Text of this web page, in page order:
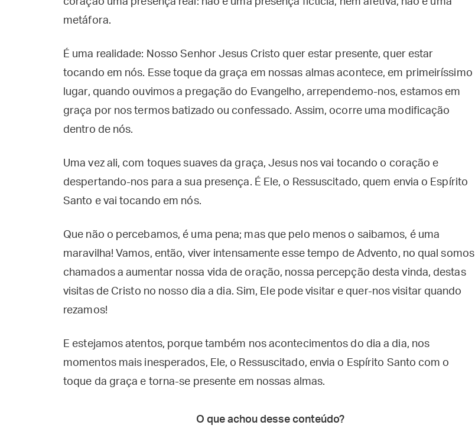
metáfora.
É uma realidade: Nosso Senhor Jesus Cristo quer estar presente, quer estar
tocando em nós. Esse toque da graça em nossas almas acontece, em primeiríssimo
lugar, quando ouvimos a pregação do Evangelho, arrependemo-nos, estamos em
graça por nos termos batizado ou confessado. Assim, ocorre uma modificação
dentro de nós.
Uma vez ali, com toques suaves da graça, Jesus nos vai tocando o coração e
despertando-nos para a sua presença. É Ele, o Ressuscitado, quem envia o Espírito
Santo e vai tocando em nós.
Que não o percebamos, é uma pena; mas que pelo menos o saibamos, é uma
maravilha! Vamos, então, viver intensamente esse tempo de Advento, no qual somos
chamados a aumentar nossa vida de oração, nossa percepção desta vinda, destas
visitas de Cristo no nosso dia a dia. Sim, Ele pode visitar e quer-nos visitar quando
rezamos!
E estejamos atentos, porque também nos acontecimentos do dia a dia, nos
momentos mais inesperados, Ele, o Ressuscitado, envia o Espírito Santo com o
toque da graça e torna-se presente em nossas almas.
O que achou desse conteúdo?